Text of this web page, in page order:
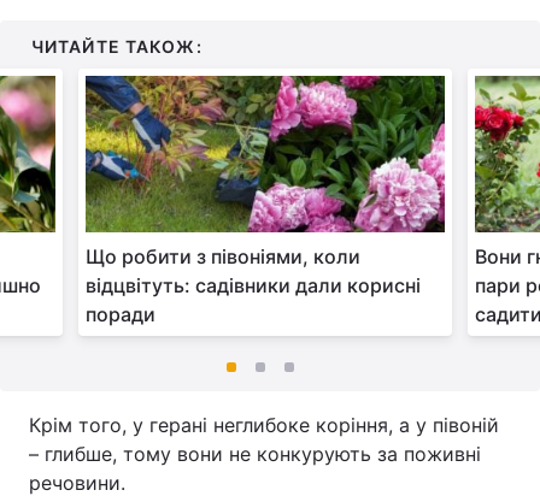
ЧИТАЙТЕ ТАКОЖ:
Що робити з півоніями, коли
відцвітуть: садівники дали корисні
поради
Вони
пари
Крім того, у герані неглибоке коріння, а у півоній
– глибше, тому вони не конкурують за поживні
речовини.